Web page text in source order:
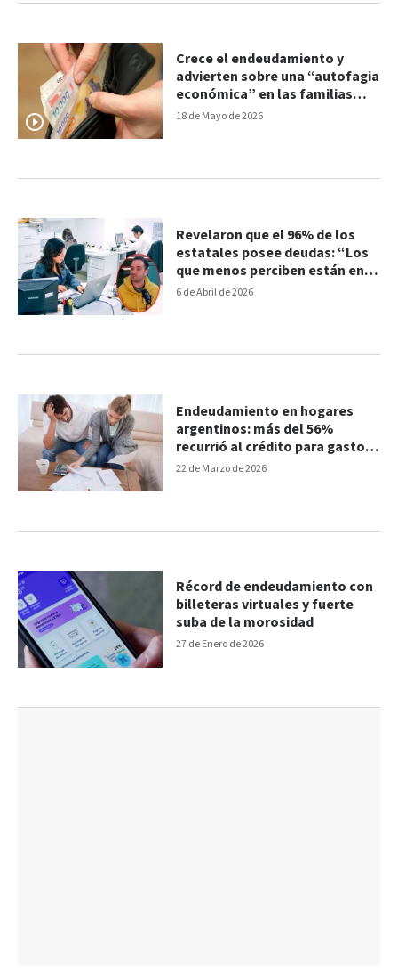
18 de Mayo de 2026
Crece el endeudamiento y
advierten sobre una “autofagia
económica” en las familias
argentinas
6 de Abril de 2026
Revelaron que el 96% de los
estatales posee deudas: “Los
que menos perciben están en
las peores condiciones”
22 de Marzo de 2026
Endeudamiento en hogares
argentinos: más del 56%
recurrió al crédito para gastos
básicos
27 de Enero de 2026
Récord de endeudamiento con
billeteras virtuales y fuerte
suba de la morosidad